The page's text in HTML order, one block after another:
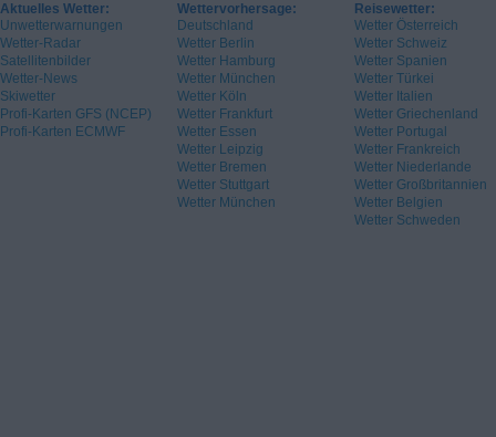
Aktuelles Wetter:
Unwetterwarnungen
Wetter-Radar
Satellitenbilder
Wetter-News
Skiwetter
Profi-Karten GFS (NCEP)
Profi-Karten ECMWF
Wettervorhersage:
Deutschland
Wetter Berlin
Wetter Hamburg
Wetter München
Wetter Köln
Wetter Frankfurt
Wetter Essen
Wetter Leipzig
Wetter Bremen
Wetter Stuttgart
Wetter München
Reisewetter:
Wetter Österreich
Wetter Schweiz
Wetter Spanien
Wetter Türkei
Wetter Italien
Wetter Griechenland
Wetter Portugal
Wetter Frankreich
Wetter Niederlande
Wetter Großbritannien
Wetter Belgien
Wetter Schweden